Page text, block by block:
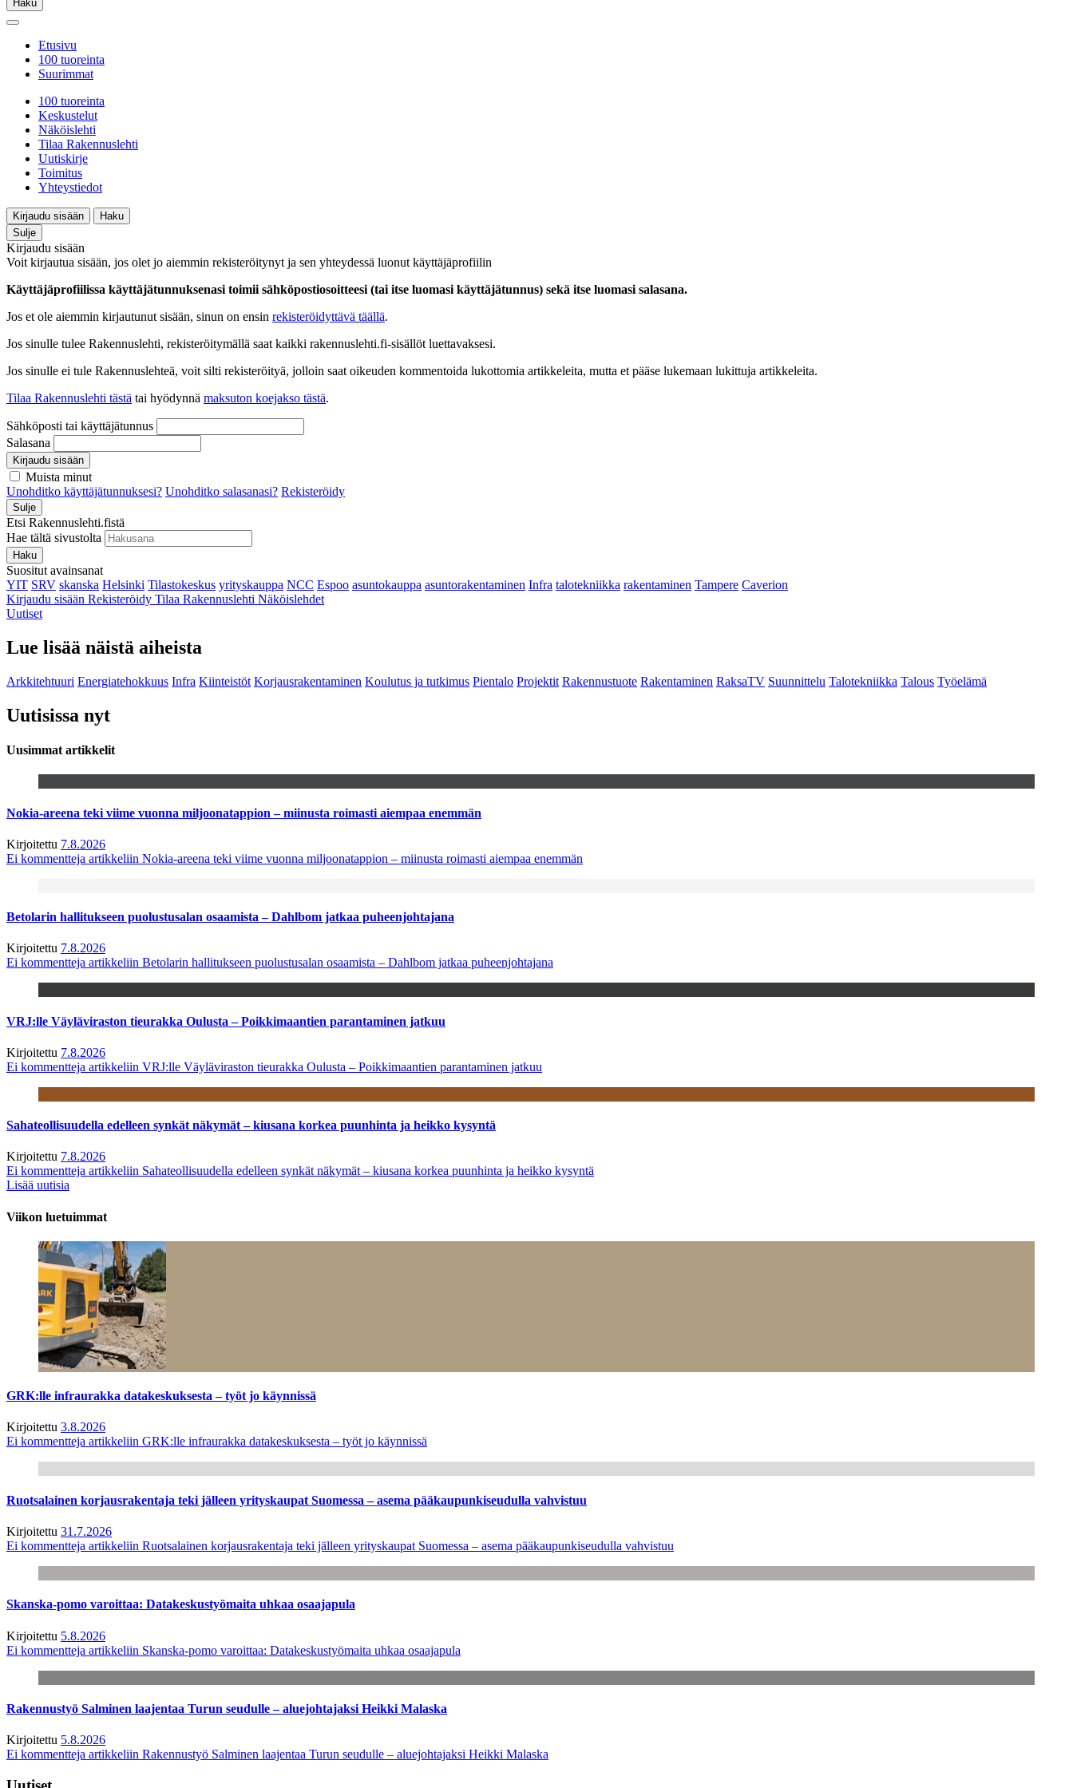
Haku
Etusivu
100 tuoreinta
Suurimmat
100 tuoreinta
Keskustelut
Näköislehti
Tilaa Rakennuslehti
Uutiskirje
Toimitus
Yhteystiedot
Kirjaudu sisään
Haku
Sulje
Kirjaudu sisään
Voit kirjautua sisään, jos olet jo aiemmin rekisteröitynyt ja sen yhteydessä luonut käyttäjäprofiilin
Käyttäjäprofiilissa käyttäjätunnuksenasi toimii sähköpostiosoitteesi (tai itse luomasi käyttäjätunnus) sekä itse luomasi salasana.
Jos et ole aiemmin kirjautunut sisään, sinun on ensin rekisteröidyttävä täällä.
Jos sinulle tulee Rakennuslehti, rekisteröitymällä saat kaikki rakennuslehti.fi-sisällöt luettavaksesi.
Jos sinulle ei tule Rakennuslehteä, voit silti rekisteröityä, jolloin saat oikeuden kommentoida lukottomia artikkeleita, mutta et pääse lukemaan lukittuja artikkeleita.
Tilaa Rakennuslehti tästä tai hyödynnä maksuton koejakso tästä.
Sähköposti tai käyttäjätunnus
Salasana
Kirjaudu sisään
Muista minut
Unohditko käyttäjätunnuksesi? Unohditko salasanasi? Rekisteröidy
Sulje
Etsi Rakennuslehti.fistä
Hae tältä sivustolta
Haku
Suositut avainsanat
YIT SRV skanska Helsinki Tilastokeskus yrityskauppa NCC Espoo asuntokauppa asuntorakentaminen Infra talotekniikka rakentaminen Tampere Caverion
Kirjaudu sisään Rekisteröidy Tilaa Rakennuslehti Näköislehdet
Uutiset
Lue lisää näistä aiheista
Arkkitehtuuri Energiatehokkuus Infra Kiinteistöt Korjausrakentaminen Koulutus ja tutkimus Pientalo Projektit Rakennustuote Rakentaminen RaksaTV Suunnittelu Talotekniikka Talous Työelämä
Uutisissa nyt
Uusimmat artikkelit
Nokia-areena teki viime vuonna miljoonatappion – miinusta roimasti aiempaa enemmän
Kirjoitettu 7.8.2026
Ei kommentteja artikkeliin Nokia-areena teki viime vuonna miljoonatappion – miinusta roimasti aiempaa enemmän
Betolarin hallitukseen puolustusalan osaamista – Dahlbom jatkaa puheenjohtajana
Kirjoitettu 7.8.2026
Ei kommentteja artikkeliin Betolarin hallitukseen puolustusalan osaamista – Dahlbom jatkaa puheenjohtajana
VRJ:lle Väyläviraston tieurakka Oulusta – Poikkimaantien parantaminen jatkuu
Kirjoitettu 7.8.2026
Ei kommentteja artikkeliin VRJ:lle Väyläviraston tieurakka Oulusta – Poikkimaantien parantaminen jatkuu
Sahateollisuudella edelleen synkät näkymät – kiusana korkea puunhinta ja heikko kysyntä
Kirjoitettu 7.8.2026
Ei kommentteja artikkeliin Sahateollisuudella edelleen synkät näkymät – kiusana korkea puunhinta ja heikko kysyntä
Lisää uutisia
Viikon luetuimmat
GRK:lle infraurakka datakeskuksesta – työt jo käynnissä
Kirjoitettu 3.8.2026
Ei kommentteja artikkeliin GRK:lle infraurakka datakeskuksesta – työt jo käynnissä
Ruotsalainen korjausrakentaja teki jälleen yrityskaupat Suomessa – asema pääkaupunkiseudulla vahvistuu
Kirjoitettu 31.7.2026
Ei kommentteja artikkeliin Ruotsalainen korjausrakentaja teki jälleen yrityskaupat Suomessa – asema pääkaupunkiseudulla vahvistuu
Skanska-pomo varoittaa: Datakeskustyömaita uhkaa osaajapula
Kirjoitettu 5.8.2026
Ei kommentteja artikkeliin Skanska-pomo varoittaa: Datakeskustyömaita uhkaa osaajapula
Rakennustyö Salminen laajentaa Turun seudulle – aluejohtajaksi Heikki Malaska
Kirjoitettu 5.8.2026
Ei kommentteja artikkeliin Rakennustyö Salminen laajentaa Turun seudulle – aluejohtajaksi Heikki Malaska